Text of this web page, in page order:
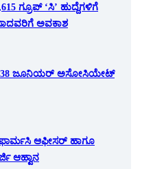
ಗ್ರೂಪ್ ‘ಸಿ’ ಹುದ್ದೆಗಳಿಗೆ
ಅವಕಾಶ
ಜೂನಿಯರ್ ಅಸೋಸಿಯೇಟ್
ಫಾರ್ಮಸಿ ಆಫೀಸರ್ ಹಾಗೂ
ಆಹ್ವಾನ